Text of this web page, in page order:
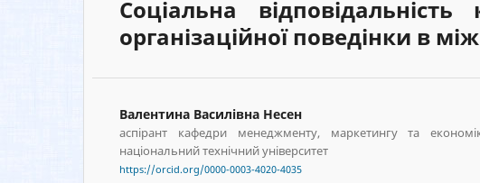
Соціальна
організаційної поведінки в
Валентина Василівна Несен
аспірант кафедри менеджменту, маркетингу та
національний технічний університет
https://orcid.org/0000-0003-4020-4035